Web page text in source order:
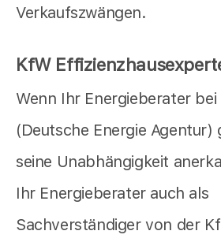
Verkaufszwängen.
KfW
Wenn Ihr Energieberater bei
(Deutsche Energie Agentur)
seine Unabhängigkeit
Ihr Energieberater auch als
Sachverständiger von der